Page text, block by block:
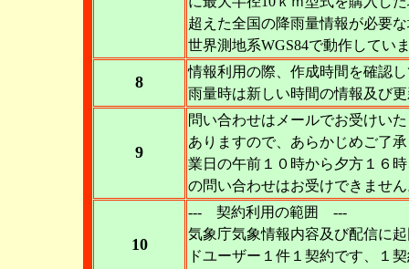
超えた全国の降雨量情報が必要
世界測地系WGS84で動作してい
8
情報利用の際、作成時間を確認
雨量時は新しい時間の情報及び
9
問い合わせはメールでお受けい
ありますので、あらかじめご
業日の午前１０時から夕方１
の問い合わせはお受けできませ
10
--- 契約利用の範囲 ---
気象庁気象情報内容及び配信に
ドユーザー１件１契約です、１